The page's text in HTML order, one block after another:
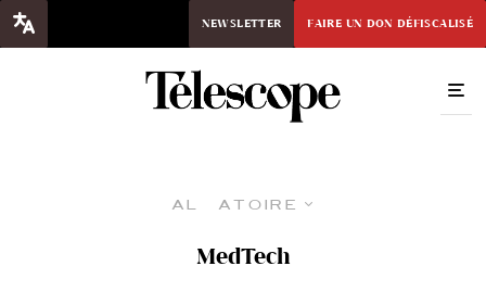
NEWSLETTER FAIRE UN DON DÉFISCALISÉ
Aléatoire
MedTech